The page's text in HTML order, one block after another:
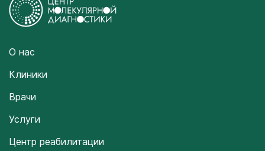
О нас
Клиники
Врачи
Услуги
Центр реабилитации